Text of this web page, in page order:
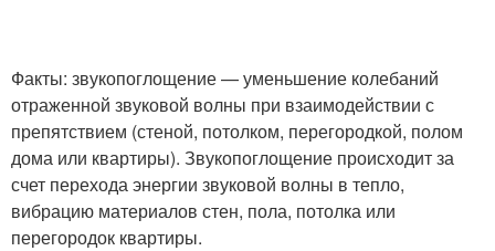
Факты: звукопоглощение — уменьшение колебаний
отраженной звуковой волны при взаимодействии с
препятствием (стеной, потолком, перегородкой, полом
дома или квартиры). Звукопоглощение происходит за
счет перехода энергии звуковой волны в тепло,
вибрацию материалов стен, пола, потолка или
перегородок квартиры.